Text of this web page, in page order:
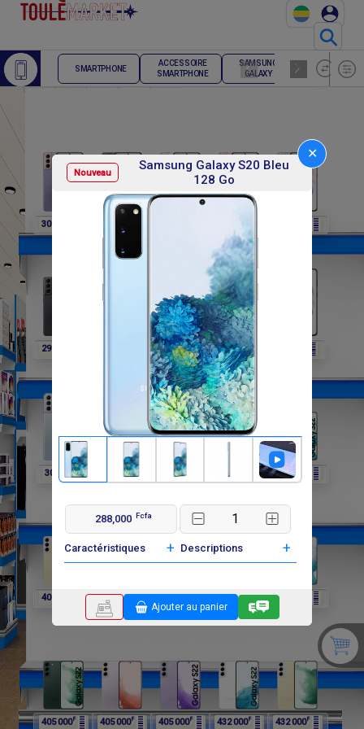
⚲
Nouveau
Samsung Galaxy S20 Bleu
128 Go
✕
288,000 Fcfa
Caractéristiques + Descriptions +
Ajouter au panier
SMARTPHONE
ACCESSOIRE
SMARTPHONE
SAMSUNG
GALAXY
TELEPHONE
FIXE
307 800
291 600 291 600F 302 400F
302 400F 297 000F 297 000 297 000 405 000
405 000 405 000 F F 405 000F 405 000
405 000F 405 000F 405 000F 432 000F 432 000F